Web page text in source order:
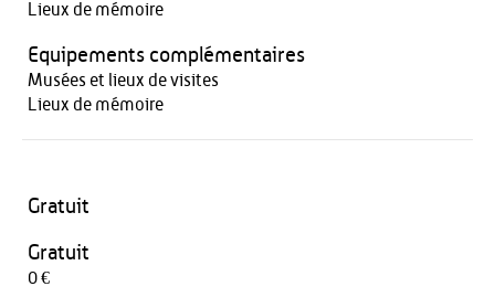
Lieux de mémoire
Equipements complémentaires
Musées et lieux de visites
Lieux de mémoire
Gratuit
Gratuit
0 €